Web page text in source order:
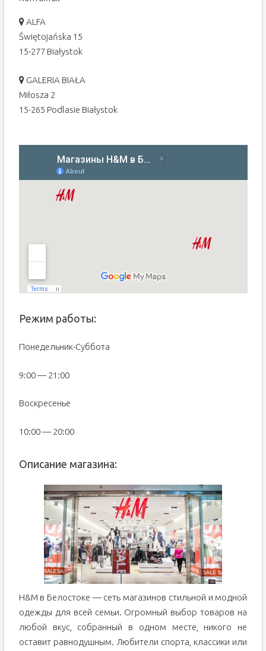
ALFA
Świętojańska 15
15-277 Białystok
GALERIA BIAŁA
Miłosza 2
15-265 Podlasie Białystok
Режим работы:
Понедельник-Суббота
9:00 — 21:00
Воскресенье
10:00 — 20:00
Описание магазина:
H&M в Белостоке — сеть магазинов стильной и модной
одежды для всей семьи. Огромный выбор товаров на
любой вкус, собранный в одном месте, никого не
оставит равнодушным. Любители спорта, классики или